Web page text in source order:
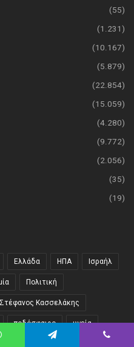
(55)
(1.231)
(10.167)
(5.879)
(22.854)
(15.059)
(4.280)
(9.772)
(2.056)
(35)
(19)
Ελλάδα ΗΠΑ Ισραήλ
Πολιτική
Στέφανος Κασσελάκης
ποδόσφαιρο υγεία